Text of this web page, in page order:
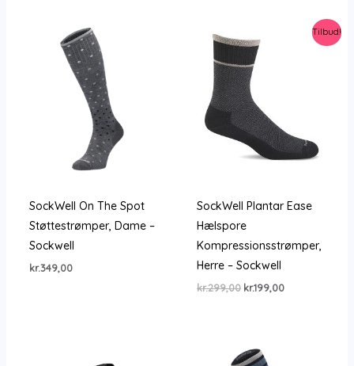
SockWell On The Spot
Støttestrømper, Dame –
Sockwell
kr.349,00
Tilbud!
SockWell Plantar Ease
Hælspore
Kompressionsstrømper,
Herre – Sockwell
kr.299,00 Den
kr.199,00Den